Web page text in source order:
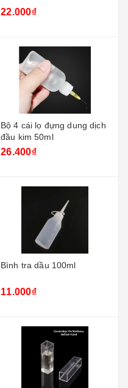
22.000₫
Bộ 4 cái lọ đựng dung dịch
đầu kim 50ml
26.400₫
Bình tra dầu 100ml
11.000₫